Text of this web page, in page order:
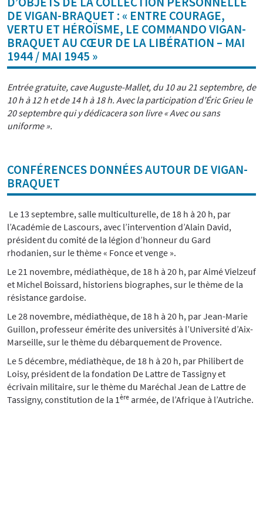
DE VIGAN-BRAQUET : « ENTRE COURAGE,
VERTU ET HÉROÏSME, LE COMMANDO VIGAN-
BRAQUET AU CŒUR DE LA LIBÉRATION – MAI
1944 / MAI 1945 »
Entrée gratuite, cave Auguste-Mallet, du 10 au 21 septembre, de
10 h à 12 h et de 14 h à 18 h. Avec la participation d’Éric Grieu le
20 septembre qui y dédicacera son livre « Avec ou sans
uniforme ».
CONFÉRENCES DONNÉES AUTOUR DE VIGAN-
BRAQUET
Le 13 septembre, salle multiculturelle, de 18 h à 20 h, par
l’Académie de Lascours, avec l’intervention d’Alain David,
président du comité de la légion d’honneur du Gard
rhodanien, sur le thème « Fonce et venge ».
Le 21 novembre, médiathèque, de 18 h à 20 h, par Aimé Vielzeuf
et Michel Boissard, historiens biographes, sur le thème de la
résistance gardoise.
Le 28 novembre, médiathèque, de 18 h à 20 h, par Jean-Marie
Guillon, professeur émérite des universités à l’Université d’Aix-
Marseille, sur le thème du débarquement de Provence.
Le 5 décembre, médiathèque, de 18 h à 20 h, par Philibert de
Loisy, président de la fondation De Lattre de Tassigny et
écrivain militaire, sur le thème du Maréchal Jean de Lattre de
Tassigny, constitution de la 1ère armée, de l’Afrique à l’Autriche.